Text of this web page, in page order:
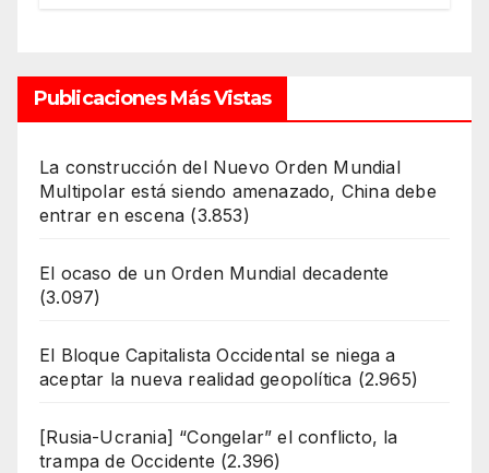
Publicaciones Más Vistas
La construcción del Nuevo Orden Mundial
Multipolar está siendo amenazado, China debe
entrar en escena (3.853)
El ocaso de un Orden Mundial decadente
(3.097)
El Bloque Capitalista Occidental se niega a
aceptar la nueva realidad geopolítica (2.965)
[Rusia-Ucrania] “Congelar” el conflicto, la
trampa de Occidente (2.396)